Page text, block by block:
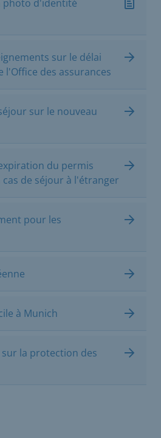
photo d'identité
sur le délai
l'Office des assurances
sur le nouveau
du permis
de séjour à l'étranger
pour les
à Munich
la protection des